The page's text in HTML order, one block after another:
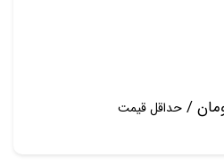
حداقل قیمت